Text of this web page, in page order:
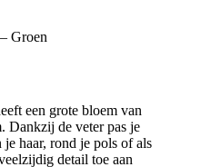
Groen
een grote bloem van
Dankzij de veter pas je
haar, rond je pols of als
detail toe aan